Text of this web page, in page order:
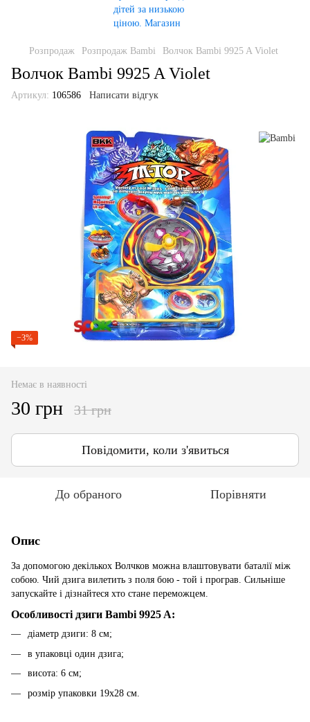
Розпродаж Розпродаж Bambi Волчок Bambi 9925 A Violet
Волчок Bambi 9925 A Violet
Артикул: 106586 Написати відгук
−3%
Немає в наявності
30 грн 31 грн
Повідомити, коли з'явиться
До обраного Порівняти
Опис
За допомогою декількох Волчков можна влаштовувати баталії між
собою. Чий дзига вилетить з поля бою - той і програв. Сильніше
запускайте і дізнайтеся хто стане переможцем.
Особливості дзиги Bambi 9925 A:
діаметр дзиги: 8 см;
в упаковці один дзига;
висота: 6 см;
розмір упаковки 19х28 см.